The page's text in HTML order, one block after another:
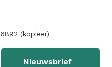
(kopieer)
Nieuwsbrief